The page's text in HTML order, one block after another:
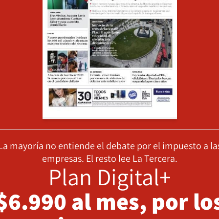
mayoría no entiende el debate por el impuesto a
empresas. El resto lee La Tercera.
Plan Digital+
al mes, por